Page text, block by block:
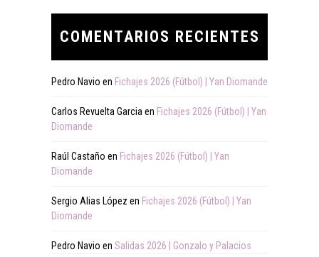
COMENTARIOS RECIENTES
Pedro Navio en Fichajes 2026 (Fútbol) | Yan Diomande
Carlos Revuelta Garcia en Fichajes 2026 (Fútbol) | Yan
Diomande
Raúl Castaño en Fichajes 2026 (Fútbol) | Yan
Diomande
Sergio Alias López en Fichajes 2026 (Fútbol) | Yan
Diomande
Pedro Navio en Salidas 2026 | Gonzalo y Palacios